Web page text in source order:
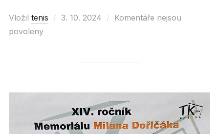
Vložil tenis
Posted
3. 10. 2024
Komentáře nejsou
povoleny